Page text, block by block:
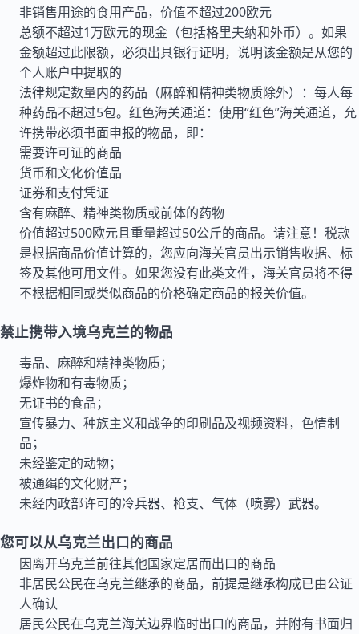
非销售用途的食用产品，价值不超过200欧元
总额不超过1万欧元的现金（包括格里夫纳和外币）。如果
金额超过此限额，必须出具银行证明，说明该金额是从您的
个人账户中提取的
法律规定数量内的药品（麻醉和精神类物质除外）：每人每
种药品不超过5包。红色海关通道：使用“红色”海关通道，允
许携带必须书面申报的物品，即：
需要许可证的商品
货币和文化价值品
证券和支付凭证
含有麻醉、精神类物质或前体的药物
价值超过500欧元且重量超过50公斤的商品。请注意！税款
是根据商品价值计算的，您应向海关官员出示销售收据、标
签及其他可用文件。如果您没有此类文件，海关官员将不得
不根据相同或类似商品的价格确定商品的报关价值。
禁止携带入境乌克兰的物品
毒品、麻醉和精神类物质；
爆炸物和有毒物质；
无证书的食品；
宣传暴力、种族主义和战争的印刷品及视频资料，色情制
品；
未经鉴定的动物；
被通缉的文化财产；
未经内政部许可的冷兵器、枪支、气体（喷雾）武器。
您可以从乌克兰出口的商品
因离开乌克兰前往其他国家定居而出口的商品
非居民公民在乌克兰继承的商品，前提是继承构成已由公证
人确认
居民公民在乌克兰海关边界临时出口的商品，并附有书面归